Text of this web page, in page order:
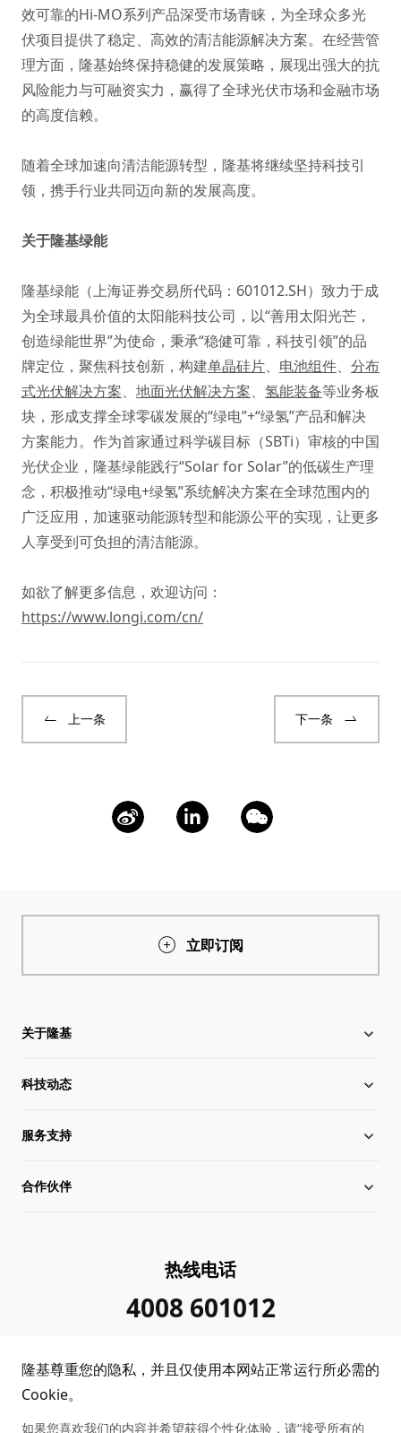
效可靠的Hi-MO系列产品深受市场青睐，为全球众多光
伏项目提供了稳定、高效的清洁能源解决方案。在经营管
理方面，隆基始终保持稳健的发展策略，展现出强大的抗
风险能力与可融资实力，赢得了全球光伏市场和金融市场
的高度信赖。
随着全球加速向清洁能源转型，隆基将继续坚持科技引
领，携手行业共同迈向新的发展高度。
关于隆基绿能
隆基绿能（上海证券交易所代码：601012.SH）致力于成
为全球最具价值的太阳能科技公司，以“善用太阳光芒，
创造绿能世界”为使命，秉承“稳健可靠，科技引领”的品
牌定位，聚焦科技创新，构建单晶硅片、 电池组件、 分布
式光伏解决方案、 地面光伏解决方案、 氢能装备等业务板
块，形成支撑全球零碳发展的“绿电”+“绿氢”产品和解决
方案能力。作为首家通过科学碳目标（SBTi）审核的中国
光伏企业，隆基绿能践行“Solar for Solar”的低碳生产理
念，积极推动“绿电+绿氢”系统解决方案在全球范围内的
广泛应用，加速驱动能源转型和能源公平的实现，让更多
人享受到可负担的清洁能源。
如欲了解更多信息，欢迎访问：
https://www.longi.com/cn/
上一条 下一条
立即订阅
关于隆基
关于隆基
全球化布局
管理层信息
投诉举报
科技动态
硅片价格
行业动态
服务支持
下载中心
客户问题反馈
合作伙伴
协同创新合作
热线电话
4008 601012
隆基尊重您的隐私，并且仅使用本网站正常运行所必需的
Cookie。
如果您喜欢我们的内容并希望获得个性化体验，请“接受所有的